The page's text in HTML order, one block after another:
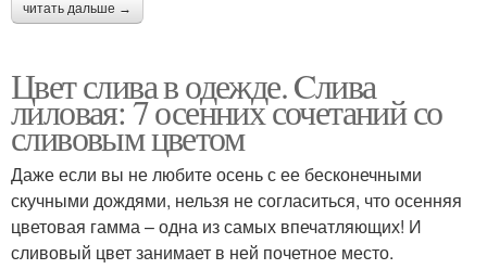
читать дальше →
Цвет слива в одежде. Cлива
лиловая: 7 осенних сочетаний со
сливовым цветом
Даже если вы не любите осень с ее бесконечными
скучными дождями, нельзя не согласиться, что осенняя
цветовая гамма – одна из самых впечатляющих! И
сливовый цвет занимает в ней почетное место.